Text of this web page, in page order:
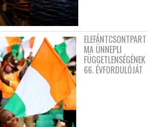
ELEFÁNTCSONTPART
MA ÜNNEPLI
FÜGGETLENSÉGÉNEK
66. ÉVFORDULÓJÁT